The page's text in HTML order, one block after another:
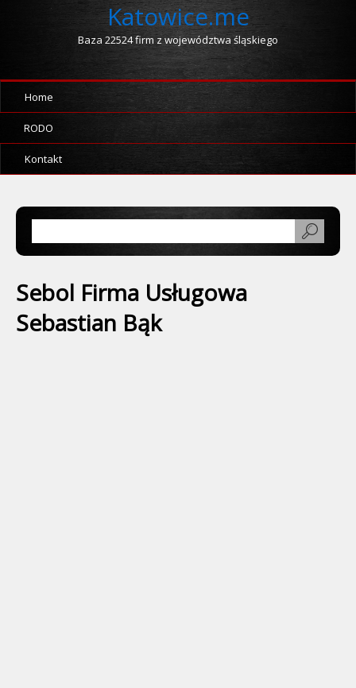
Katowice.me
Baza 22524 firm z województwa śląskiego
Home
RODO
Kontakt
Sebol Firma Usługowa
Sebastian Bąk